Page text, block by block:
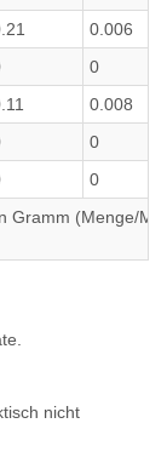
0.006
0
0.008
0
0
Gramm (Menge/
nicht